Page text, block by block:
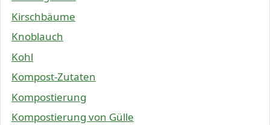
Kirschbäume
Knoblauch
Kohl
Kompost-Zutaten
Kompostierung
Kompostierung von Gülle